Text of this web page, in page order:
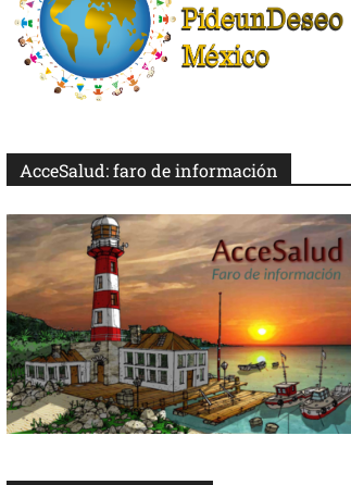
AcceSalud: faro de información